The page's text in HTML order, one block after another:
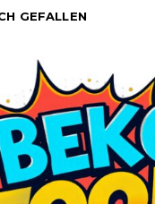
GEFALLEN